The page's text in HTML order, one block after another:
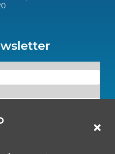
da Fenacon.